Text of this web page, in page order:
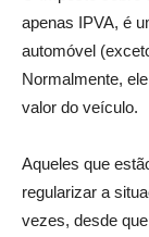
apenas IPVA, é
automóvel
Normalmente,
valor do veículo.
Aqueles que
regularizar a
vezes, desde